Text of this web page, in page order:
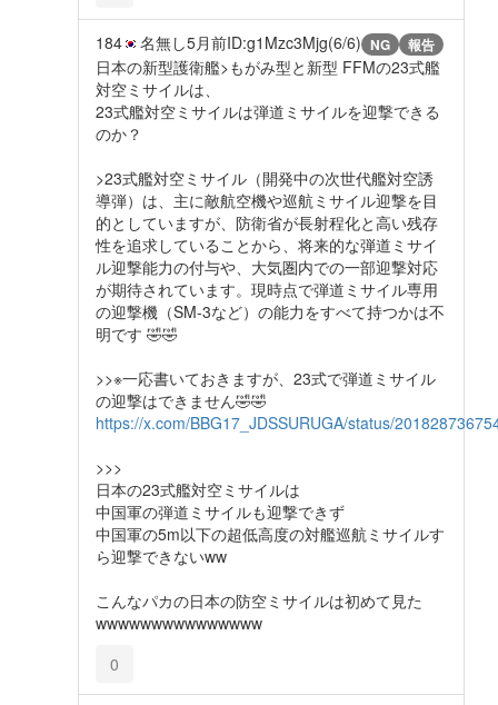
184 名無し5月前ID:g1Mzc3Mjg(6/6) NG 報告
日本の新型護衛艦>もがみ型と新型 FFMの23式艦
対空ミサイルは、
23式艦対空ミサイルは弾道ミサイルを迎撃できる
のか？
>23式艦対空ミサイル（開発中の次世代艦対空誘
導弾）は、主に敵航空機や巡航ミサイル迎撃を目
的としていますが、防衛省が長射程化と高い残存
性を追求していることから、将来的な弾道ミサイ
ル迎撃能力の付与や、大気圏内での一部迎撃対応
が期待されています。現時点で弾道ミサイル専用
の迎撃機（SM-3など）の能力をすべて持つかは不
明です 🤣🤣
>>※一応書いておきますが、23式で弾道ミサイル
の迎撃はできません🤣🤣
https://x.com/BBG17_JDSSURUGA/status/
>>>
日本の23式艦対空ミサイルは
中国軍の弾道ミサイルも迎撃できず
中国軍の5m以下の超低高度の対艦巡航ミサイルす
ら迎撃できないww
こんなパカの日本の防空ミサイルは初めて見た
wwwwwwwwwwwwwww
0